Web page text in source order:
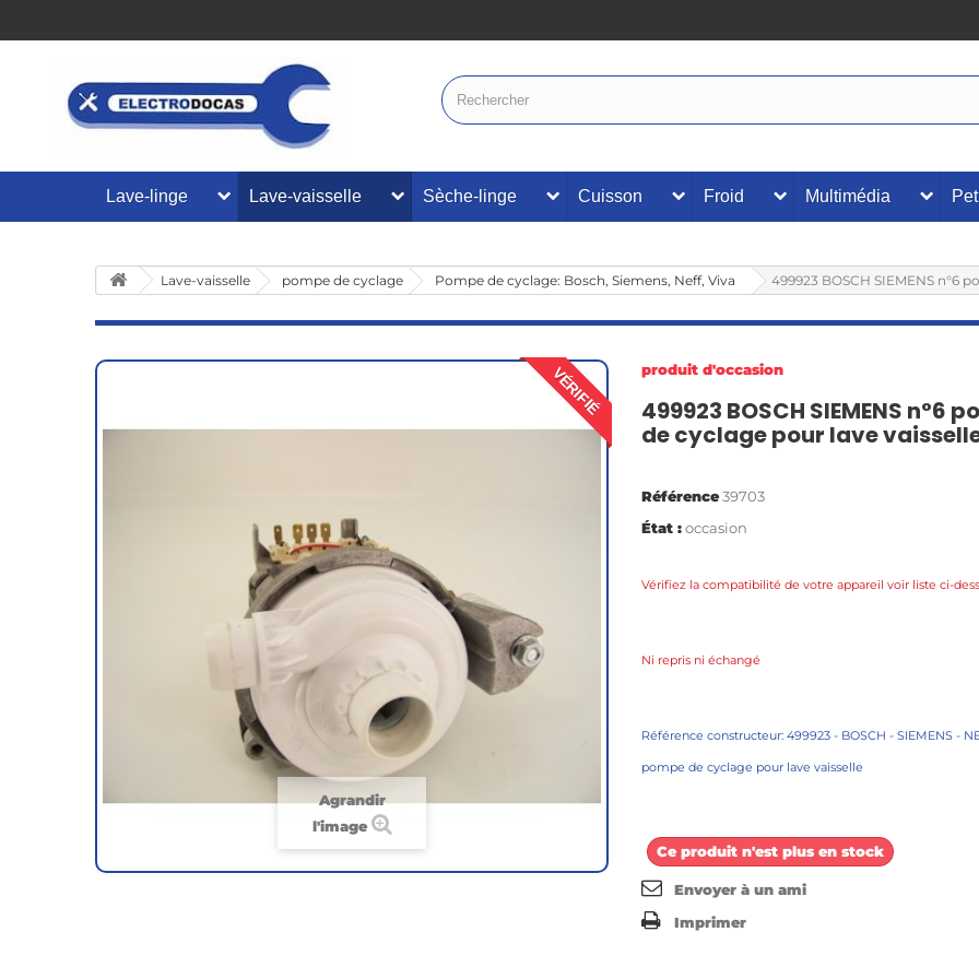
Lave-linge Lave-vaisselle Sèche-linge Cuisson Froid Multimédia
Lave-vaisselle pompe de cyclage Pompe de cyclage: Bosch, Siemens, Neff, Viva 499923 BOSCH SIEMENS n°6
VÉRIFIÉ
Agrandir
l'image
produit d'occasion
499923 BOSCH SIEMENS n°6
de cyclage pour lave
Référence39703
État :occasion
Vérifiez la compatibilité de votre appareil voir liste ci-
Ni repris ni échangé
Référence constructeur: 499923 - BOSCH - SIEMENS -
pompe de cyclage pour lave vaisselle
Ce produit n'est plus en stock
Envoyer à un ami
Imprimer